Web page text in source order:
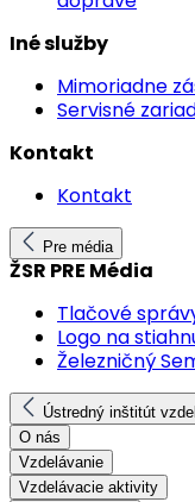
Iné služby
Mimoriadne
Servisné
Kontakt
Kontakt
Pre média
ŽSR PRE Média
Tlačové
Logo na
Železničný
Ústredný inštitút
O nás
Vzdelávanie
Vzdelávacie aktivity